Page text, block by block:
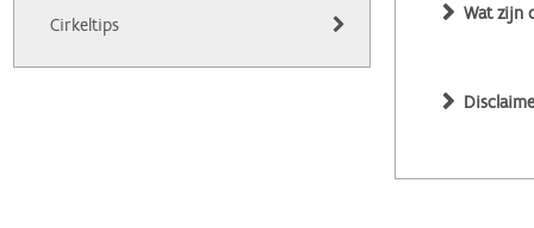
Cirkeltips
Wat zijn